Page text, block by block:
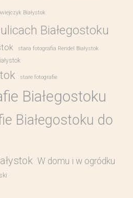
Białystok
Białegostoku
stara fotografia Rendel Białystok
stare fotografie
Białegostoku
Białegostoku do
W domu i w ogródku